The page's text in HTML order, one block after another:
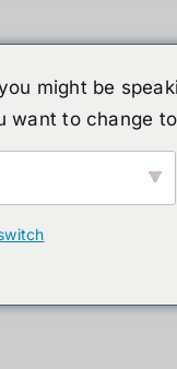
ร
might be
want to change